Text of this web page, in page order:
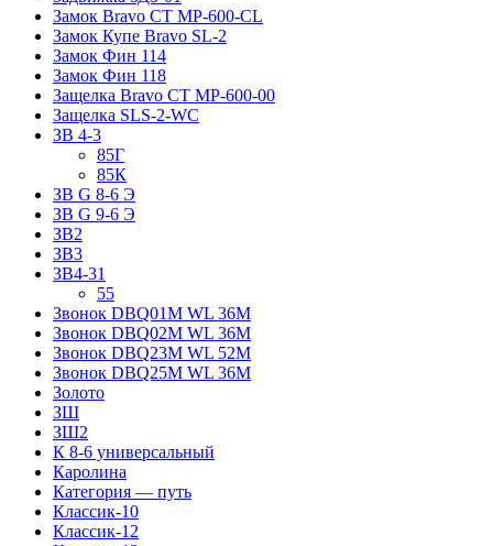
Замок Bravo СТ MP-600-CL
Замок Купе Bravo SL-2
Замок Фин 114
Замок Фин 118
Защелка Bravo СТ MP-600-00
Защелка SLS-2-WC
ЗВ 4-3
85Г
85К
ЗВ G 8-6 Э
ЗВ G 9-6 Э
ЗВ2
ЗВ3
ЗВ4-31
55
Звонок DBQ01M WL 36M
Звонок DBQ02M WL 36M
Звонок DBQ23M WL 52M
Звонок DBQ25M WL 36M
Золото
ЗШ
ЗШ2
К 8-6 универсальный
Каролина
Категория — путь
Классик-10
Классик-12